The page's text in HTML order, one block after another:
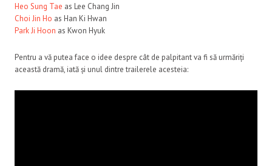
Heo Sung Tae as Lee Chang Jin
Choi Jin Ho as Han Ki Hwan
Park Ji Hoon as Kwon Hyuk
Pentru a vă putea face o idee despre cât de palpitant va fi să urmăriți
această dramă, iată și unul dintre trailerele acesteia: